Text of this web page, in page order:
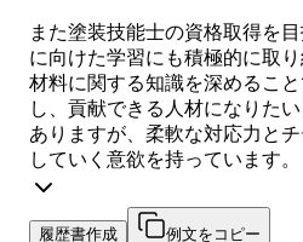
また塗装技能士の資格取得を
に向けた学習にも積極的に取
材料に関する知識を深めるこ
し、貢献できる人材になりた
ありますが、柔軟な対応力と
していく意欲を持っています。
履歴書作成 例文をコピー